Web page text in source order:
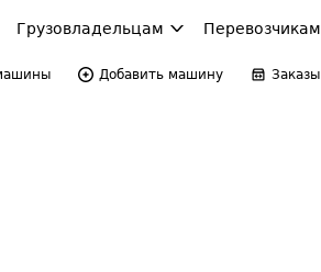
Грузовладельцам Перевозчикам
Добавить машину Заказы